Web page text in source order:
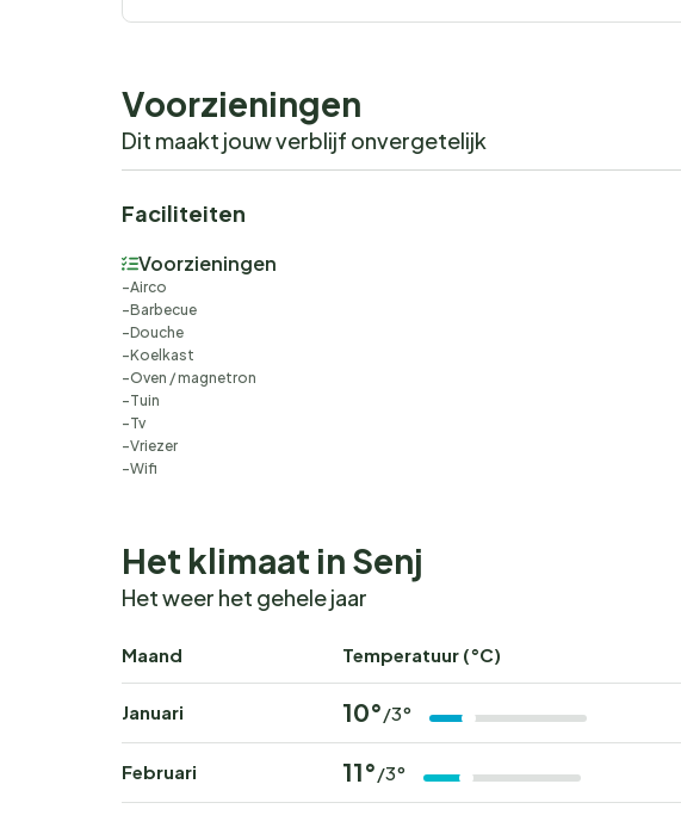
Voorzieningen
Dit maakt jouw verblijf onvergetelijk
Faciliteiten
Voorzieningen
Airco
Barbecue
Douche
Koelkast
Oven / magnetron
Tuin
Tv
Vriezer
Wifi
Het klimaat in Senj
Het weer het gehele jaar
Maand Temperatuur (°C)
Januari 10° /3°
Februari 11° /3°